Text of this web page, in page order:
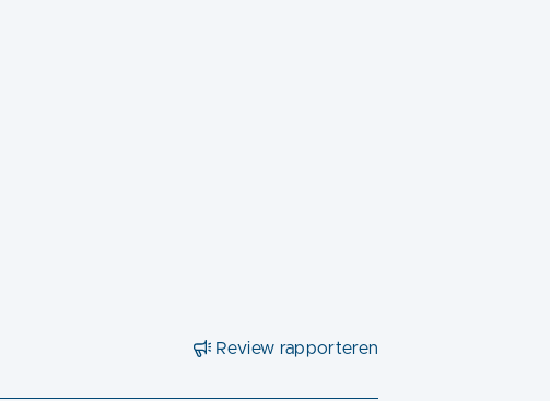
Review rapporteren